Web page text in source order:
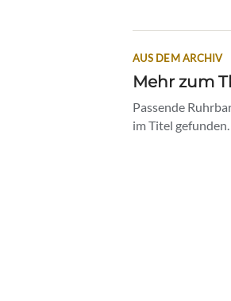
AUS DEM ARCHIV
Mehr zum
Passende
im Titel gefunden.